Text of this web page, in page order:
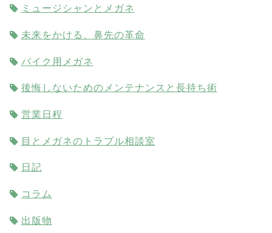
ミュージシャンとメガネ
未来をかける、鼻先の革命
バイク用メガネ
後悔しないためのメンテナンスと長持ち術
営業日程
目とメガネのトラブル相談室
日記
コラム
出版物